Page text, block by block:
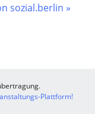
sozial.berlin »
Plattform!